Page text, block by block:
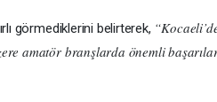
görmediklerini belirterek,
amatör branşlarda önemli